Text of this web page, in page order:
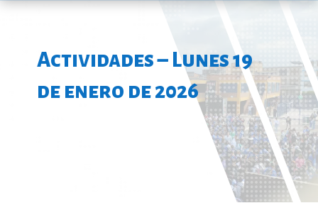
Actividades – Lunes 19
de enero de 2026